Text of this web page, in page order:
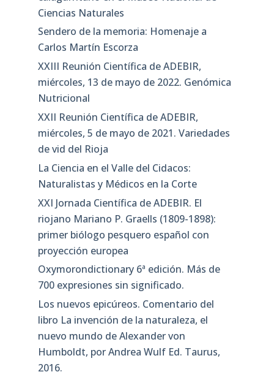
Ciencias Naturales
Sendero de la memoria: Homenaje a
Carlos Martín Escorza
XXIII Reunión Científica de ADEBIR,
miércoles, 13 de mayo de 2022. Genómica
Nutricional
XXII Reunión Científica de ADEBIR,
miércoles, 5 de mayo de 2021. Variedades
de vid del Rioja
La Ciencia en el Valle del Cidacos:
Naturalistas y Médicos en la Corte
XXI Jornada Científica de ADEBIR. El
riojano Mariano P. Graells (1809-1898):
primer biólogo pesquero español con
proyección europea
Oxymorondictionary 6ª edición. Más de
700 expresiones sin significado.
Los nuevos epicúreos. Comentario del
libro La invención de la naturaleza, el
nuevo mundo de Alexander von
Humboldt, por Andrea Wulf Ed. Taurus,
2016.